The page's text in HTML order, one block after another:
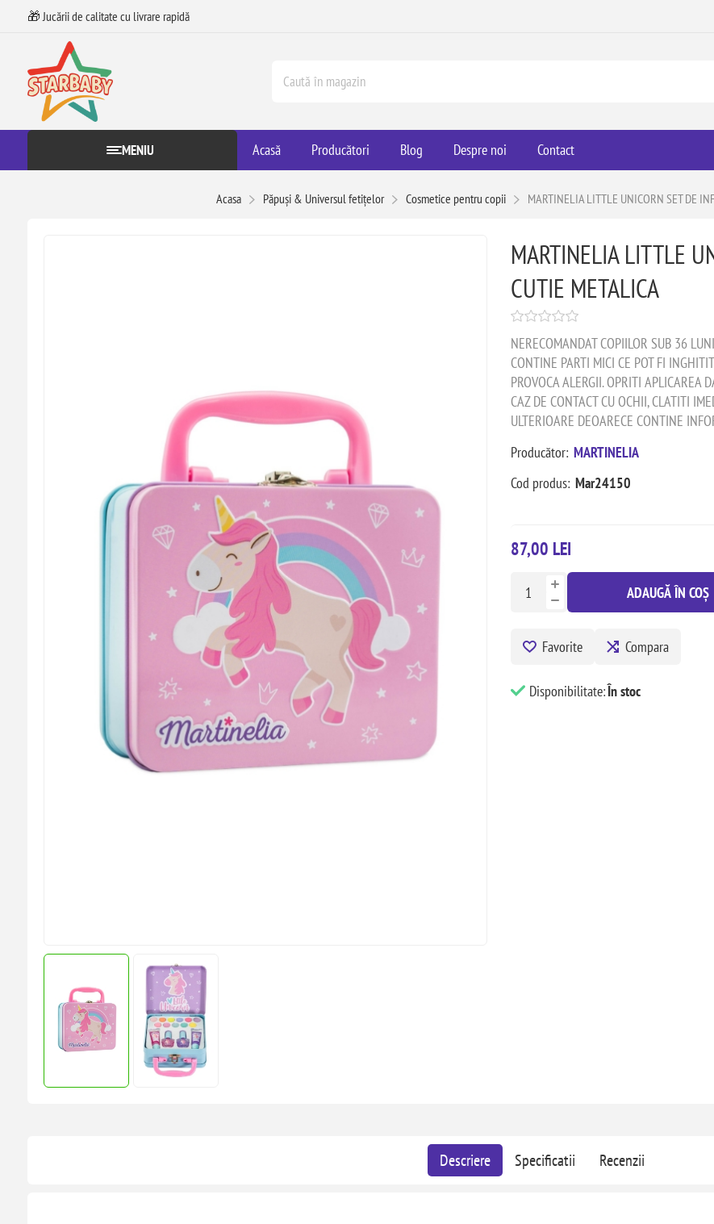
🎁 Jucării de calitate cu livrare rapidă
MENIU Acasă Producători Blog Despre noi Contact
Acasa Păpuși & Universul fetițelor Cosmetice pentru copii MARTINELIA LITTLE UNICORN SET DE
MARTINELIA LITTLE
CUTIE METALICA
NERECOMANDAT COPIILOR SUB 36
CONTINE PARTI MICI CE POT FI
PROVOCA ALERGII. OPRITI APLICAREA
CAZ DE CONTACT CU OCHII, CLATITI
ULTERIOARE DEOARECE CONTINE
Producător: MARTINELIA
Cod produs: Mar24150
87,00 LEI
ADAUGĂ ÎN COȘ
Favorite Compara
Disponibilitate:În stoc
Descriere Specificatii Recenzii